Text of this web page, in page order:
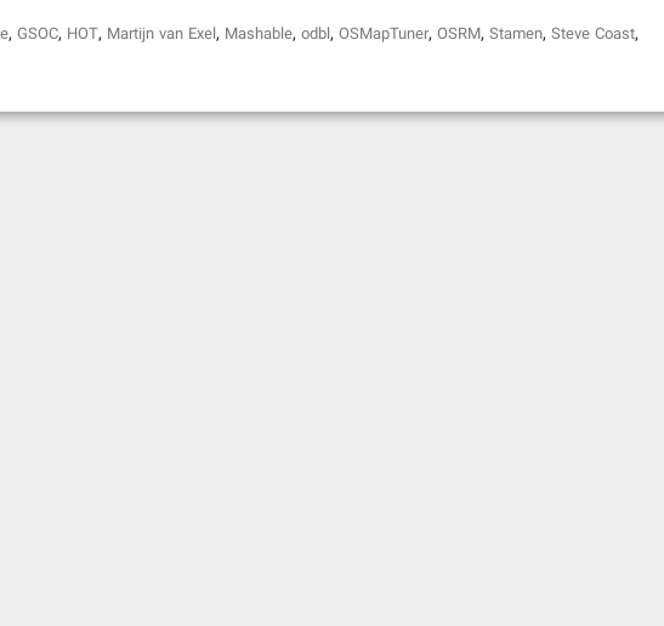
, GSOC, HOT, Martijn van Exel, Mashable, odbl, OSMapTuner, OSRM, Stamen, Steve Coast,